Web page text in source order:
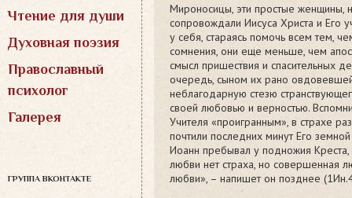
Чтение для души
Духовная поэзия
Православный
психолог
Галерея
ГРУППА ВКОНТАКТЕ
Мироносицы, эти простые женщины,
сопровождали Иисуса Христа и Его
у себя, стараясь помочь всем тем,
сомнения, они еще меньше, чем
смысл пришествия и спасительных
очередь, сыном их рано
неблагодарную стезю
своей любовью и верностью.
Учителя «проигранным», в страхе
почтили последних минут Его
Иоанн пребывал у подножия Креста,
любви нет страха, но совершенная
любви», – напишет он позднее